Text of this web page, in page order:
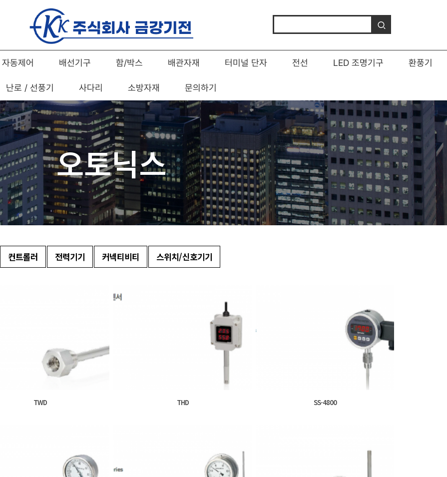
자동제어 배선기구 함/박스 배관자재 터미널 단자 전선 LED 조명기구 환풍기
난로 / 선풍기 사다리 소방자재 문의하기
오토닉스
컨트롤러 전력기기 커넥티비티 스위치/신호기기
TWD THD SS-4800